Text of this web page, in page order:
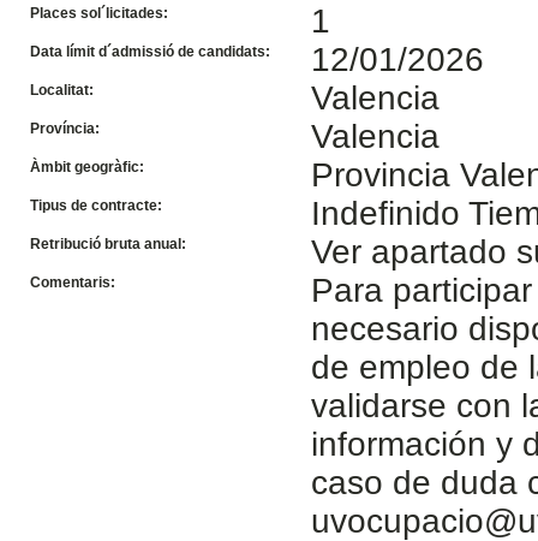
Places sol´licitades: 1
Data límit d´admissió de candidats: 12/01/2026
Localitat: Valencia
Província: Valencia
Àmbit geogràfic: Provincia
Tipus de contracte: Indefinido
Retribució bruta anual: Ver apartado
Comentaris:
Para
necesario
de empleo de
validarse con
información y
caso de duda